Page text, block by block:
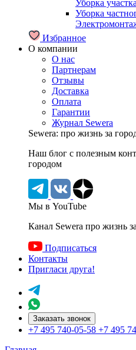
Уборка участка
Уборка
Избранное
О компании
О нас
Партнерам
Отзывы
Доставка
Оплата
Гарантии
Журнал Sewera
Sewera: про жизнь за
Наш блог c полезным
городом
Мы в YouTube
Канал Sewera про жизнь
Подписаться
Контакты
Пригласи друга!
Заказать звонок
+7 495 740-05-58 +7 495